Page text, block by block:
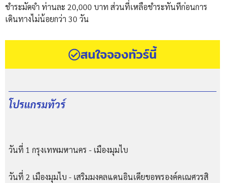
ชำระมัดจำ ท่านละ 20,000 บาท ส่วนที่เหลือชำระทันทีก่อนการ
เดินทางไม่น้อยกว่า 30 วัน
สนใจจองทัวร์นี้
โปรแกรมทัวร์
วันที่ 1 กรุงเทพมหานคร - เมืองมุมไบ
วันที่ 2 เมืองมุมไบ - เสริมมงคลแดนอินเดียขอพรองค์คเณศวรสิ